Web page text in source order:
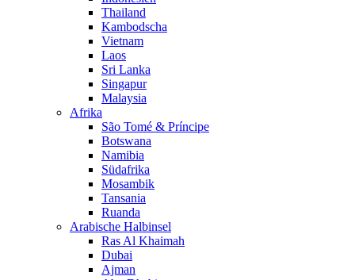
Thailand
Kambodscha
Vietnam
Laos
Sri Lanka
Singapur
Malaysia
Afrika
São Tomé & Príncipe
Botswana
Namibia
Südafrika
Mosambik
Tansania
Ruanda
Arabische Halbinsel
Ras Al Khaimah
Dubai
Ajman